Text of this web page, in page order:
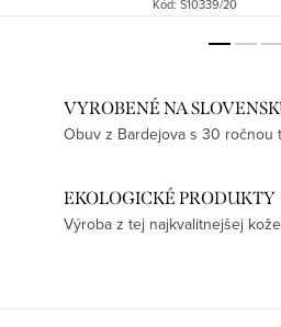
Kód: S10339/20
VYROBENÉ NA
Obuv z Bardejova s 30 ročnou
EKOLOGICKÉ PRODUKTY
Výroba z tej najkvalitnejšej